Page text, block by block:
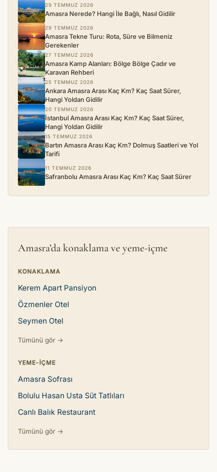
29 TEMMUZ 2026
Amasra Nerede? Hangi İle Bağlı, Nasıl Gidilir
29 TEMMUZ 2026
Amasra Tekne Turu: Rota, Süre ve Bilmeniz
Gerekenler
27 TEMMUZ 2026
Amasra Kamp Alanları: Bölge Bölge Çadır ve
Karavan Rehberi
25 TEMMUZ 2026
Ankara Amasra Arası Kaç Km? Kaç Saat Sürer,
Hangi Yoldan Gidilir
20 TEMMUZ 2026
İstanbul Amasra Arası Kaç Km? Kaç Saat Sürer,
Hangi Yoldan Gidilir
15 TEMMUZ 2026
Bartın Amasra Arası Kaç Km? Dolmuş Saatleri ve Yol
Tarifi
11 TEMMUZ 2026
Safranbolu Amasra Arası Kaç Km? Kaç Saat Sürer
Amasra’da konaklama ve yeme-içme
KONAKLAMA
Kerem Apart Pansiyon
Özmenler Otel
Seymen Otel
Tümünü gör →
YEME-IÇME
Amasra Sofrası
Bolulu Hasan Usta Süt Tatlıları
Canlı Balık Restaurant
Tümünü gör →